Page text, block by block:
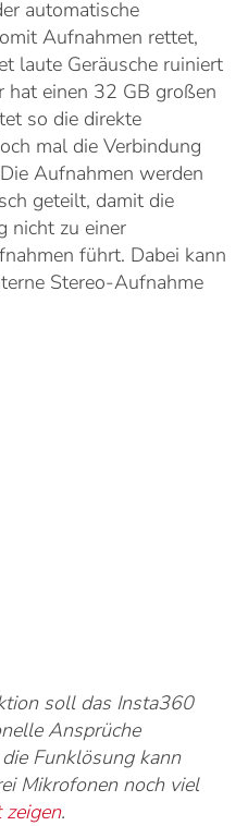
automatische
Aufnahmen rettet,
laute Geräusche ruiniert
hat einen 32 GB großen
so die direkte
mal die Verbindung
Aufnahmen werden
geteilt, damit die
nicht zu einer
führt. Dabei kann
Stereo-Aufnahme
soll das Insta360
Ansprüche
Funklösung kann
Mikrofonen noch viel
.